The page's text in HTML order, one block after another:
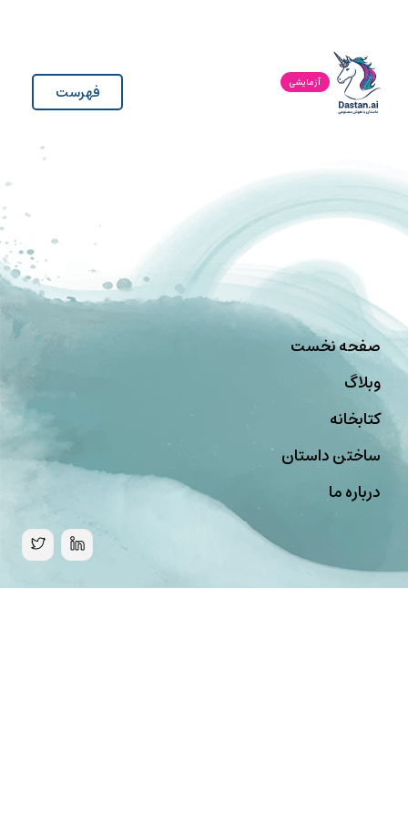
آزمایشی فهرست
صفحه نخست
وبلاگ
کتابخانه
ساختن داستان
درباره ما